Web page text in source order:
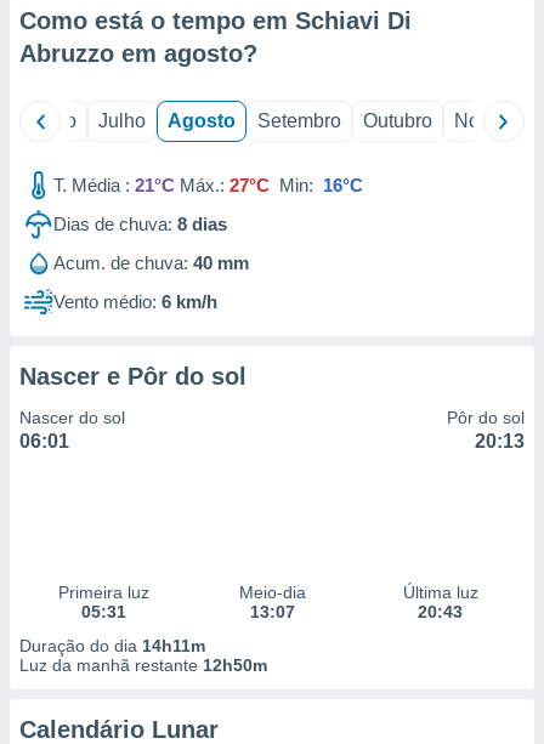
1199
Como está o tempo em Schiavi Di
Abruzzo em agosto?
Junho Julho Agosto Setembro Outubro Novembro
T. Média : 21°C Máx.: 27°C Min: 16°C
Dias de chuva: 8 dias
Acum. de chuva: 40 mm
Vento médio: 6 km/h
Nascer e Pôr do sol
Nascer do sol
06:01
Pôr do sol
20:13
Primeira luz
05:31
Meio-dia
13:07
Última luz
20:43
Duração do dia 14h11m
Luz da manhã restante 12h50m
Calendário Lunar